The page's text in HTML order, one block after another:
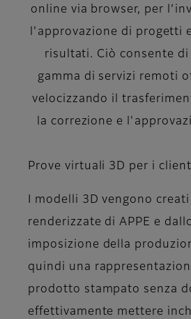
online via browser, per
l'approvazione di progetti
risultati. Ciò consente di
gamma di servizi remoti
velocizzando il
la correzione e
Prove virtuali 3D per i
I modelli 3D vengono
renderizzate di APPE e
imposizione della
quindi una
prodotto stampato senza
effettivamente mettere